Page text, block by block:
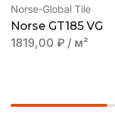
Norse-Global Tile
Norse GT185 VG
1819,00 ₽ / м²